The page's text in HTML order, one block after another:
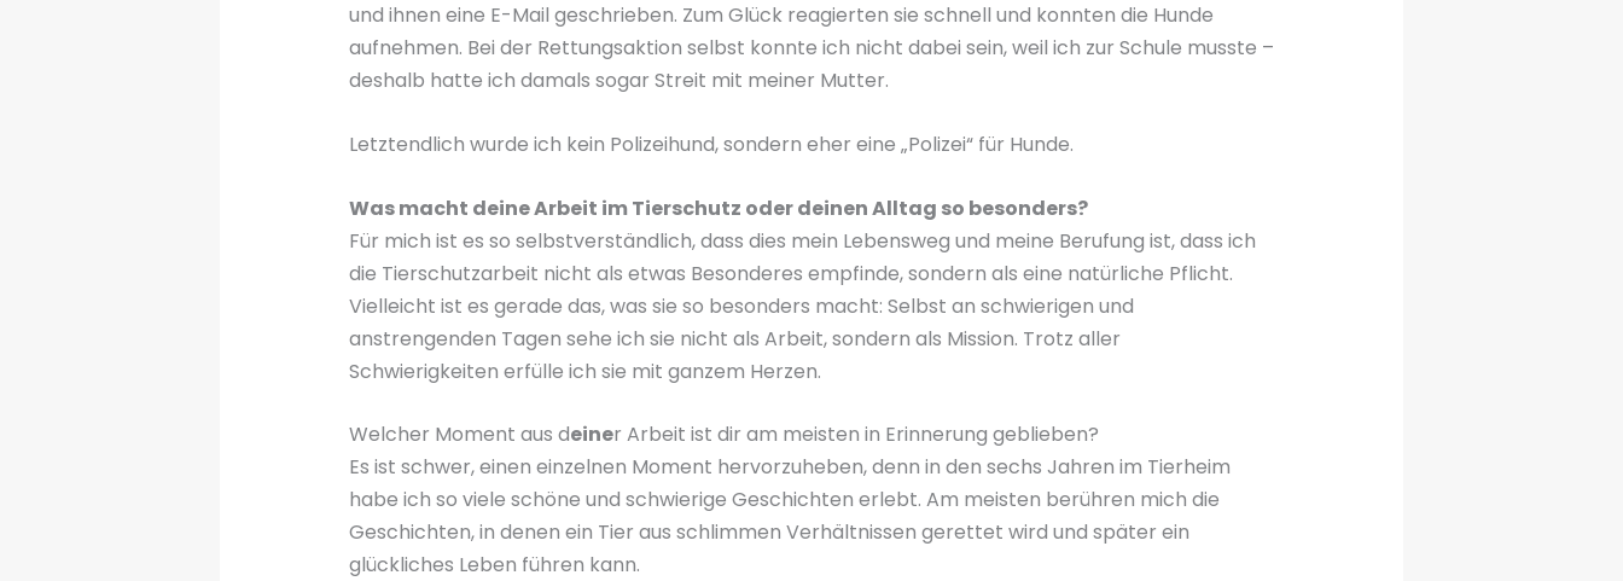
und ihnen eine E-Mail geschrieben. Zum Glück reagierten sie schnell und konnten die Hunde
aufnehmen. Bei der Rettungsaktion selbst konnte ich nicht dabei sein, weil ich zur Schule musste –
deshalb hatte ich damals sogar Streit mit meiner Mutter.
Letztendlich wurde ich kein Polizeihund, sondern eher eine „Polizei“ für Hunde.
Was macht deine Arbeit im Tierschutz oder deinen Alltag so besonders?
Für mich ist es so selbstverständlich, dass dies mein Lebensweg und meine Berufung ist, dass ich
die Tierschutzarbeit nicht als etwas Besonderes empfinde, sondern als eine natürliche Pflicht.
Vielleicht ist es gerade das, was sie so besonders macht: Selbst an schwierigen und
anstrengenden Tagen sehe ich sie nicht als Arbeit, sondern als Mission. Trotz aller
Schwierigkeiten erfülle ich sie mit ganzem Herzen.
Welcher Moment aus deiner Arbeit ist dir am meisten in Erinnerung geblieben?
Es ist schwer, einen einzelnen Moment hervorzuheben, denn in den sechs Jahren im Tierheim
habe ich so viele schöne und schwierige Geschichten erlebt. Am meisten berühren mich die
Geschichten, in denen ein Tier aus schlimmen Verhältnissen gerettet wird und später ein
glückliches Leben führen kann.